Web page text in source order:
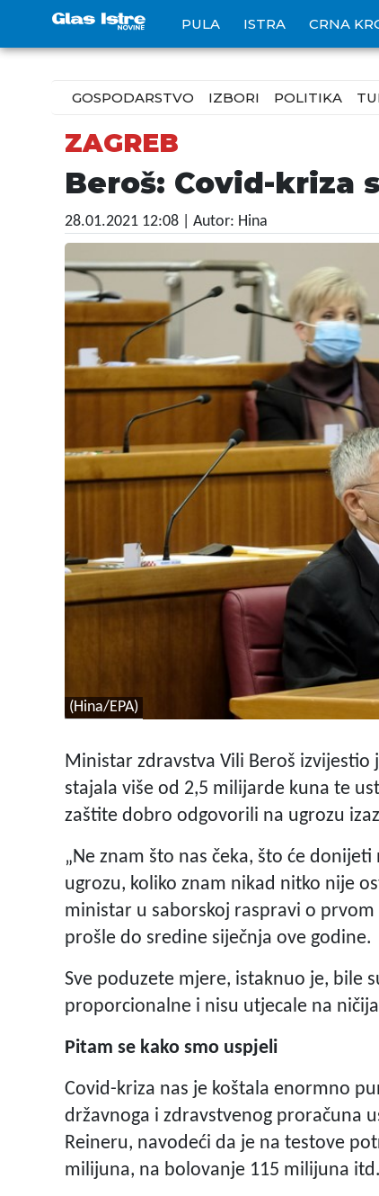
PULA ISTRA CRNA
GOSPODARSTVO IZBORI POLITIKA
ZAGREB
Beroš: Covid-kriza
28.01.2021 12:08 | Autor: Hina
(Hina/EPA)
Ministar zdravstva Vili Beroš izvijestio
stajala više od 2,5 milijarde kuna te
zaštite dobro odgovorili na ugrozu
„Ne znam što nas čeka, što će
ugrozu, koliko znam nikad nitko nije
ministar u saborskoj raspravi o
prošle do sredine siječnja ove godine.
Sve poduzete mjere, istaknuo je, bile
proporcionalne i nisu utjecale na
Pitam se kako smo uspjeli
Covid-kriza nas je koštala enormno
državnoga i zdravstvenog proračuna
Reineru, navodeći da je na testove
milijuna, na bolovanje 115 milijuna itd.